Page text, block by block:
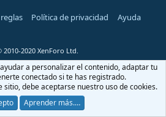
Política de privacidad Ayuda
2010-2020 XenForo Ltd.
a personalizar el contenido, adaptar tu
conectado si te has registrado.
debe aceptarse nuestro uso de cookies.
Aprender más.…